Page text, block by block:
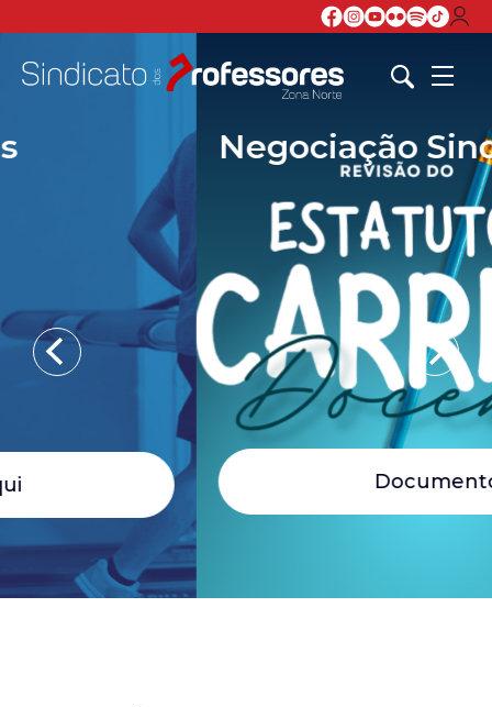
Negociação Sindical
Documentos